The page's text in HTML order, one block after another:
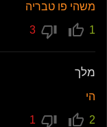
משהי פו טבריה
1
מלך
הי
2